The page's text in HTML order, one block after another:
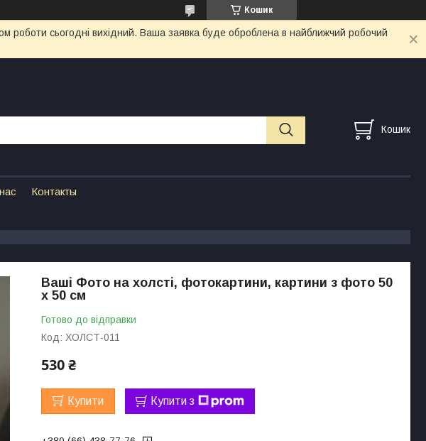
Кошик
роботи сьогодні вихідний. Ваша заявка буде оброблена в найближчий робочий
Кошик
Контакты
Ваші Фото на холсті, фотокартини, картини з фото 50
х 50 см
Готово до відправки
Код: ХОЛСТ-011
530 ₴
Купити Купити з